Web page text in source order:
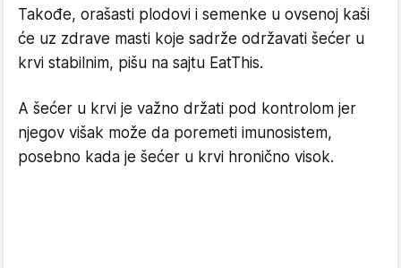
Takođe, orašasti plodovi i semenke u ovsenoj kaši
će uz zdrave masti koje sadrže održavati šećer u
krvi stabilnim, pišu na sajtu EatThis.
A šećer u krvi je važno držati pod kontrolom jer
njegov višak može da poremeti imunosistem,
posebno kada je šećer u krvi hronično visok.